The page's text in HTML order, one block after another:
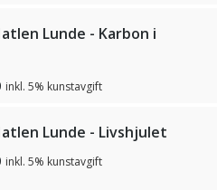
Lunde - Karbon i
inkl. 5% kunstavgift
Lunde - Livshjulet
inkl. 5% kunstavgift